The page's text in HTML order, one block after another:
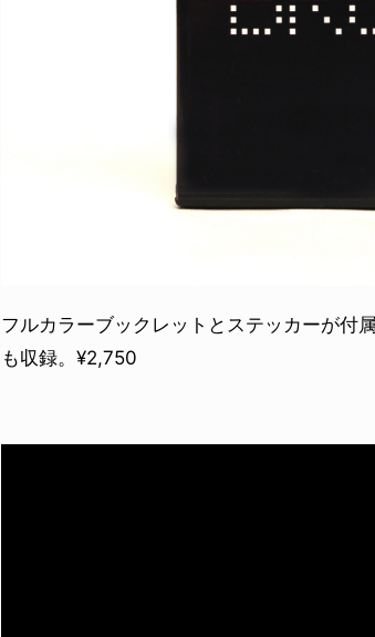
フルカラーブックレットとステッカーが付
も収録。¥2,750